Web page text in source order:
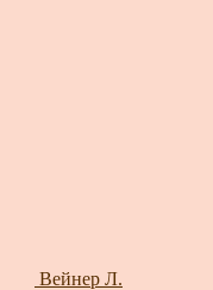
Вейнер Л.